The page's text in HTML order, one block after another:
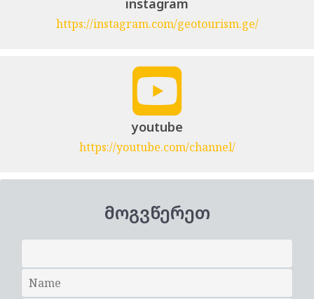
instagram
https://instagram.com/geotourism.ge/
youtube
https://youtube.com/channel/
მოგვწერეთ